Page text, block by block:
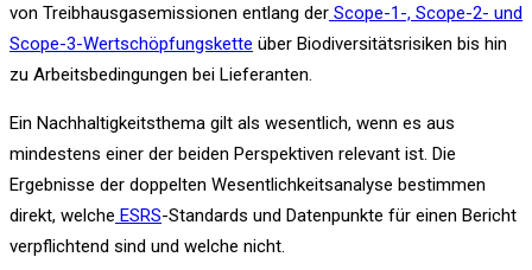
von Treibhausgasemissionen entlang der Scope-1-, Scope-2- und
Scope-3-Wertschöpfungskette über Biodiversitätsrisiken bis hin
zu Arbeitsbedingungen bei Lieferanten.
Ein Nachhaltigkeitsthema gilt als wesentlich, wenn es aus
mindestens einer der beiden Perspektiven relevant ist. Die
Ergebnisse der doppelten Wesentlichkeitsanalyse bestimmen
direkt, welche ESRS-Standards und Datenpunkte für einen Bericht
verpflichtend sind und welche nicht.